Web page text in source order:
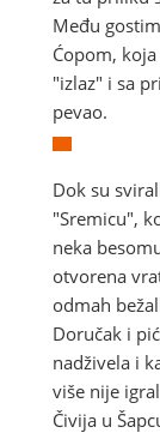
Među
Ćopom,
"izlaz" i sa
pevao.
Dok su
"Sremicu",
neka
otvorena
odmah
Doručak i
nadživela i
više nije
Čivija u